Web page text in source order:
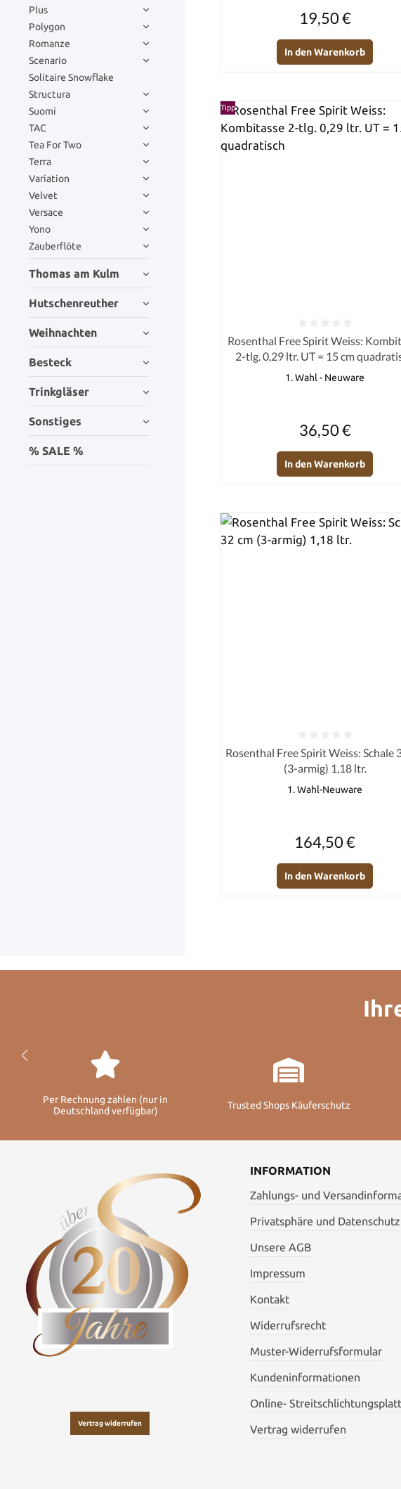
Plus
Polygon
Romanze
Scenario
Solitaire Snowflake
Structura
Suomi
TAC
Tea For Two
Terra
Variation
Velvet
Versace
Yono
Zauberflöte
Thomas am Kulm
Hutschenreuther
Weihnachten
Besteck
Trinkgläser
Sonstiges
% SALE %
19,50 €
In den Warenkorb
Tipp
Durchschnittliche Bewertung
Rosenthal Free Spirit Weiss:
2-tlg. 0,29 ltr. UT = 15 cm
1. Wahl - Neuware
36,50 €
In den Warenkorb
Durchschnittliche Bewertung
Rosenthal Free Spirit Weiss: Schale
(3-armig) 1,18 ltr.
1. Wahl-Neuware
164,50 €
In den Warenkorb
Per Rechnung zahlen (nur in
Deutschland verfügbar)
Trusted Shops Käuferschutz
Vertrag widerrufen
INFORMATION
Zahlungs- und
Privatsphäre und Datenschutz
Unsere AGB
Impressum
Kontakt
Widerrufsrecht
Muster-Widerrufsformular
Kundeninformationen
Online-
Vertrag widerrufen